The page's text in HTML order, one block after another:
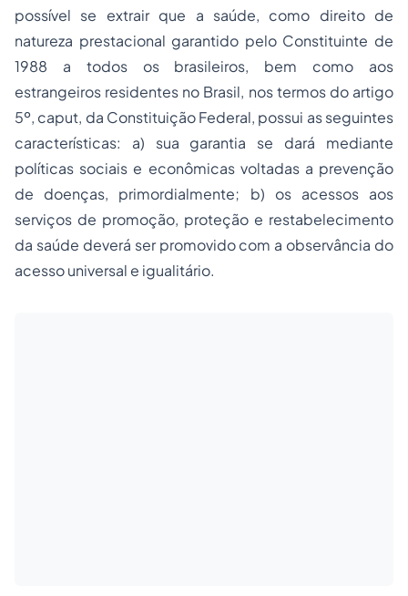
possível se extrair que a saúde, como direito de
natureza prestacional garantido pelo Constituinte de
1988 a todos os brasileiros, bem como aos
estrangeiros residentes no Brasil, nos termos do artigo
5º, caput, da Constituição Federal, possui as seguintes
características: a) sua garantia se dará mediante
políticas sociais e econômicas voltadas a prevenção
de doenças, primordialmente; b) os acessos aos
serviços de promoção, proteção e restabelecimento
da saúde deverá ser promovido com a observância do
acesso universal e igualitário.